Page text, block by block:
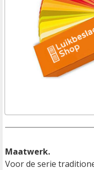
Maatwerk.
Voor de serie